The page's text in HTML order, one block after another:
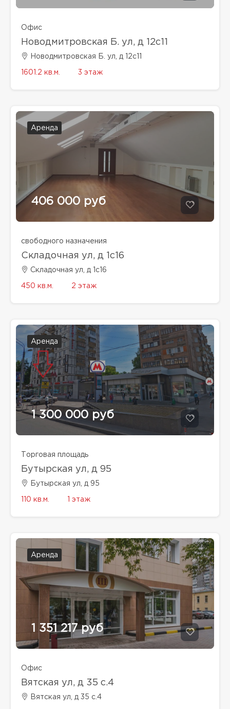
Офис
Новодмитровская Б. ул, д 12с11
Новодмитровская Б. ул, д 12с11
1601.2 кв.м. 3 этаж
Аренда
406 000 руб
свободного назначения
Складочная ул, д 1с16
Складочная ул, д 1с16
450 кв.м. 2 этаж
Аренда
1 300 000 руб
Торговая площадь
Бутырская ул, д 95
Бутырская ул, д 95
110 кв.м. 1 этаж
Аренда
1 351 217 руб
Офис
Вятская ул, д 35 с.4
Вятская ул, д 35 с.4